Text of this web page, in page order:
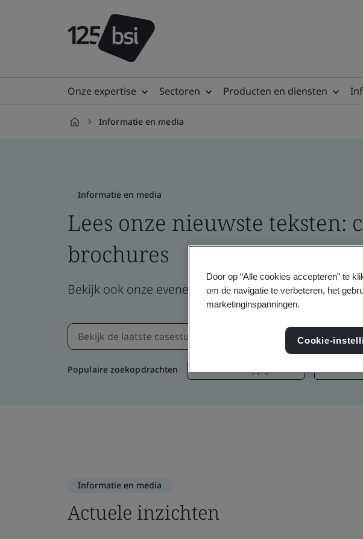
Onze expertise Sectoren Producten en diensten
Informatie en media
Informatie en media
Lees onze nieuwste teksten:
brochures
Bekijk ook onze evenementen, webinars, nieuws en
Populaire zoekopdrachten Duurzame supply chain
Informatie en media
Actuele inzichten
Door op “Alle cookies accepteren” te
om de navigatie te verbeteren, het
marketinginspanningen.
Cookie-